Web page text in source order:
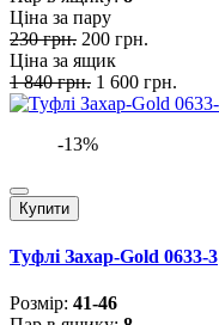
Ціна за пару
230 грн. 200 грн.
Ціна за ящик
1 840 грн. 1 600 грн.
-13%
Купити
Туфлі Захар-Gold 0633-3
Розмiр: 41-46